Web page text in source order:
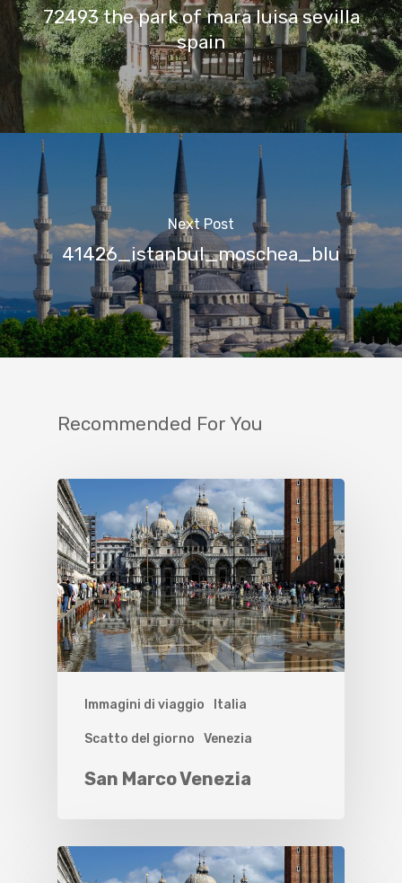
72493 the park of mara luisa sevilla
spain
Next Post
41426_istanbul_moschea_blu
Recommended For You
Immagini di viaggio Italia
Scatto del giorno Venezia
San Marco Venezia